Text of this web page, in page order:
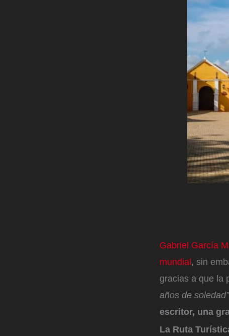
Gabriel García
mundial, sin
gracias a que la
años de soledad”
escritor, una
La Ruta